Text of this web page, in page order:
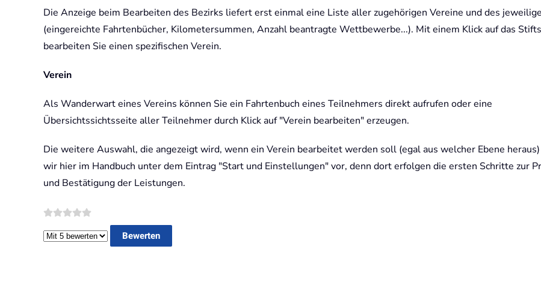
Die Anzeige beim Bearbeiten des Bezirks liefert erst einmal eine Liste aller zugehörigen Vereine und des
(eingereichte Fahrtenbücher, Kilometersummen, Anzahl beantragte Wettbewerbe...). Mit einem Klick auf das
bearbeiten Sie einen spezifischen Verein.
Verein
Als Wanderwart eines Vereins können Sie ein Fahrtenbuch eines Teilnehmers direkt aufrufen oder eine
Übersichtssichtsseite aller Teilnehmer durch Klick auf "Verein bearbeiten" erzeugen.
Die weitere Auswahl, die angezeigt wird, wenn ein Verein bearbeitet werden soll (egal aus welcher Ebene
wir hier im Handbuch unter dem Eintrag "Start und Einstellungen" vor, denn dort erfolgen die ersten Schritte zur
und Bestätigung der Leistungen.
Bitte bewerten